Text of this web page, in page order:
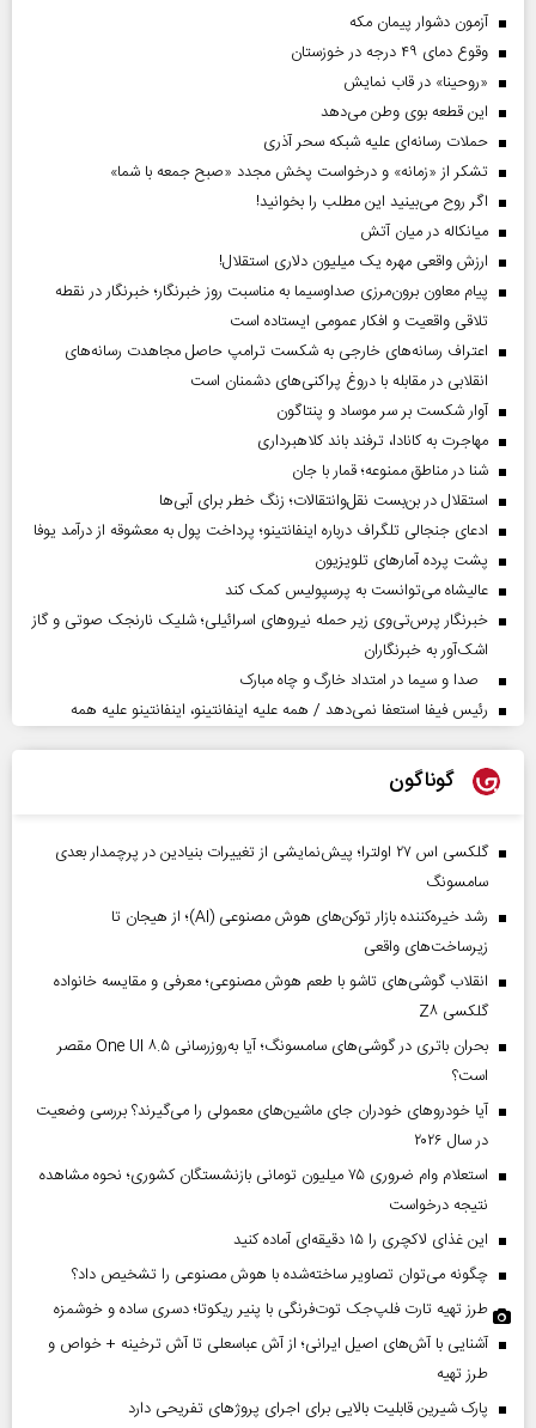
آزمون دشوار پیمان مکه
وقوع دمای ۴۹ درجه در خوزستان
«روحینا» در قاب نمایش
این قطعه بوی وطن می‌دهد
حملات رسانه‌ای علیه شبکه سحر آذری
تشکر از «زمانه» و درخواست پخش مجدد «صبح جمعه با شما»
اگر روح می‌بینید این مطلب را بخوانید!
میانکاله در میان آتش
ارزش واقعی مهره یک میلیون دلاری استقلال!
پیام معاون برون‌مرزی صداوسیما به مناسبت روز خبرنگار؛ خبرنگار در نقطه
تلاقی واقعیت و افکار عمومی ایستاده است
اعتراف رسانه‌های خارجی به شکست ترامپ حاصل مجاهدت رسانه‌های
انقلابی در مقابله با دروغ پراکنی‌های دشمنان است
آوار شکست بر سر موساد و پنتاگون
مهاجرت به کانادا، ترفند باند کلاهبرداری
شنا در مناطق ممنوعه؛ قمار با جان
استقلال در بن‌بست نقل‌وانتقالات؛ زنگ خطر برای آبی‌ها
ادعای جنجالی تلگراف درباره اینفانتینو؛ پرداخت پول به معشوقه از درآمد یوفا
پشت پرده آمارهای تلویزیون
عالیشاه می‌توانست به پرسپولیس کمک کند
خبرنگار پرس‌تی‌وی زیر حمله نیروهای اسرائیلی؛ شلیک نارنجک صوتی و گاز
اشک‌آور به خبرنگاران
صدا و سیما در امتداد خارگ و چاه مبارک
رئیس فیفا استعفا نمی‌دهد / همه علیه اینفانتینو، اینفانتینو علیه همه
گوناگون
گلکسی اس ۲۷ اولترا؛ پیش‌نمایشی از تغییرات بنیادین در پرچمدار بعدی
سامسونگ
رشد خیره‌کننده بازار توکن‌های هوش مصنوعی (AI)؛ از هیجان تا
زیرساخت‌های واقعی
انقلاب گوشی‌های تاشو‌ با طعم هوش مصنوعی؛ معرفی و مقایسه خانواده
گلکسی Z۸
بحران باتری در گوشی‌های سامسونگ؛ آیا به‌روزرسانی One UI ۸.۵ مقصر
است؟
آیا خودروهای خودران جای ماشین‌های معمولی را می‌گیرند؟ بررسی وضعیت
در سال ۲۰۲۶
استعلام وام ضروری ۷۵ میلیون تومانی بازنشستگان کشوری؛ نحوه مشاهده
نتیجه درخواست
این غذای لاکچری را ۱۵ دقیقه‌ای آماده کنید
چگونه می‌توان تصاویر ساخته‌شده با هوش مصنوعی را تشخیص داد؟
طرز تهیه تارت فلپ‌جک توت‌فرنگی با پنیر ریکوتا؛ دسری ساده و خوشمزه
آشنایی با آش‌های اصیل ایرانی؛ از آش عباسعلی تا آش ترخینه + خواص و
طرز تهیه
پارک شیرین قابلیت‌ بالایی برای اجرای پروژهای تفریحی دارد